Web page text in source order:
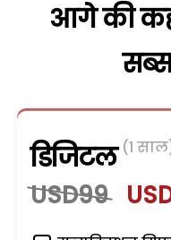
आगे की
डिजिटल (1
USD99